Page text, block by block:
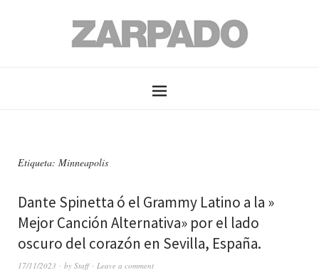
Etiqueta: Minneapolis
Dante Spinetta ó el Grammy Latino a la »
Mejor Canción Alternativa» por el lado
oscuro del corazón en Sevilla, España.
17/11/2023 by Staff Leave a comment